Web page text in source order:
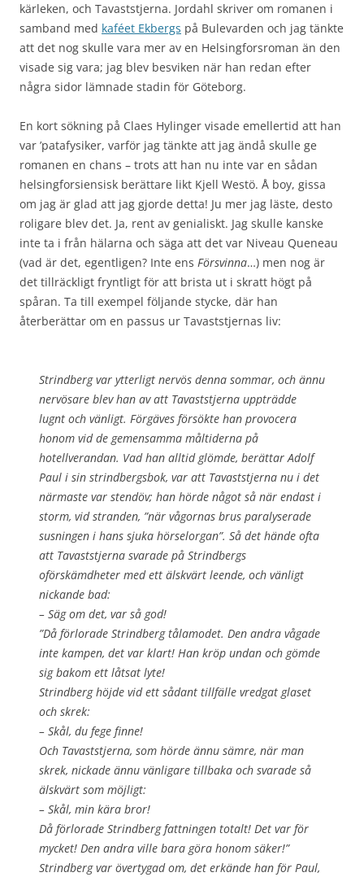
kärleken, och Tavaststjerna. Jordahl skriver om romanen i
samband med kaféet Ekbergs på Bulevarden och jag tänkte
att det nog skulle vara mer av en Helsingforsroman än den
visade sig vara; jag blev besviken när han redan efter
några sidor lämnade stadin för Göteborg.
En kort sökning på Claes Hylinger visade emellertid att han
var ’patafysiker, varför jag tänkte att jag ändå skulle ge
romanen en chans – trots att han nu inte var en sådan
helsingforsiensisk berättare likt Kjell Westö. Å boy, gissa
om jag är glad att jag gjorde detta! Ju mer jag läste, desto
roligare blev det. Ja, rent av genialiskt. Jag skulle kanske
inte ta i från hälarna och säga att det var Niveau Queneau
(vad är det, egentligen? Inte ens Försvinna…) men nog är
det tillräckligt fryntligt för att brista ut i skratt högt på
spåran. Ta till exempel följande stycke, där han
återberättar om en passus ur Tavaststjernas liv:
Strindberg var ytterligt nervös denna sommar, och ännu
nervösare blev han av att Tavaststjerna uppträdde
lugnt och vänligt. Förgäves försökte han provocera
honom vid de gemensamma måltiderna på
hotellverandan. Vad han alltid glömde, berättar Adolf
Paul i sin strindbergsbok, var att Tavaststjerna nu i det
närmaste var stendöv; han hörde något så när endast i
storm, vid stranden, ”när vågornas brus paralyserade
susningen i hans sjuka hörselorgan”. Så det hände ofta
att Tavaststjerna svarade på Strindbergs
oförskämdheter med ett älskvärt leende, och vänligt
nickande bad:
– Säg om det, var så god!
”Då förlorade Strindberg tålamodet. Den andra vågade
inte kampen, det var klart! Han kröp undan och gömde
sig bakom ett låtsat lyte!
Strindberg höjde vid ett sådant tillfälle vredgat glaset
och skrek:
– Skål, du fege finne!
Och Tavaststjerna, som hörde ännu sämre, när man
skrek, nickade ännu vänligare tillbaka och svarade så
älskvärt som möjligt:
– Skål, min kära bror!
Då förlorade Strindberg fattningen totalt! Det var för
mycket! Den andra ville bara göra honom säker!”
Strindberg var övertygad om, det erkände han för Paul,